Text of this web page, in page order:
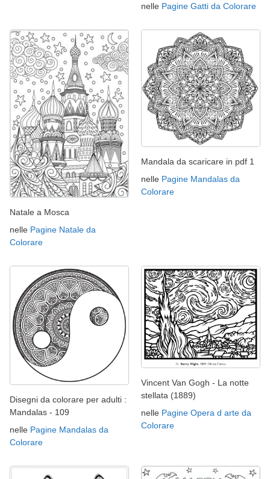
nelle Pagine Gatti da Colorare
Natale a Mosca
nelle Pagine Natale da
Colorare
Mandala da scaricare in pdf 1
nelle Pagine Mandalas da
Colorare
Disegni da colorare per adulti :
Mandalas - 109
nelle Pagine Mandalas da
Colorare
Vincent Van Gogh - La notte
stellata (1889)
nelle Pagine Opera d arte da
Colorare